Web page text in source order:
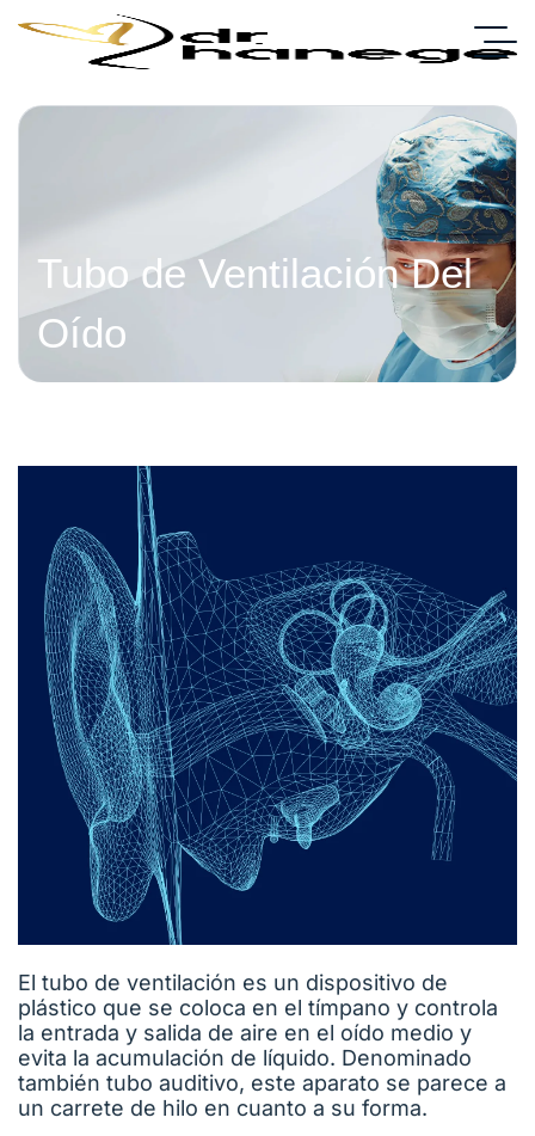
Tubo de Ventilación Del
Oído
El tubo de ventilación es un dispositivo de
plástico que se coloca en el tímpano y controla
la entrada y salida de aire en el oído medio y
evita la acumulación de líquido. Denominado
también tubo auditivo, este aparato se parece a
un carrete de hilo en cuanto a su forma.